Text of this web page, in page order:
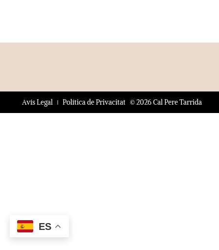
© 2026 Cal Pere Tarrida
Avís Legal Política de Privacitat
ES